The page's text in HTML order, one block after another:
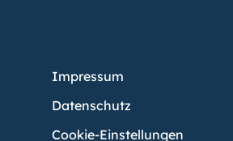
Impressum
Datenschutz
Cookie-Einstellungen